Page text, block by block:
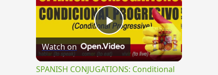
Play
Video
Watch on
SPANISH CONJUGATIONS: Conditional